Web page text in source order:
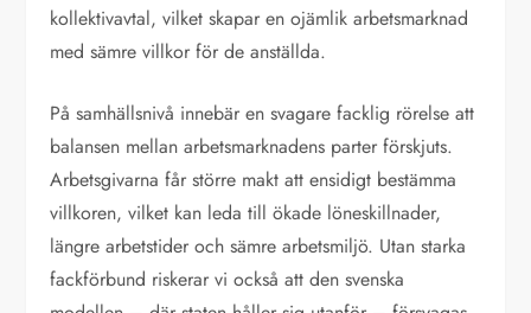
kollektivavtal, vilket skapar en ojämlik arbetsmarknad
med sämre villkor för de anställda.
På samhällsnivå innebär en svagare facklig rörelse att
balansen mellan arbetsmarknadens parter förskjuts.
Arbetsgivarna får större makt att ensidigt bestämma
villkoren, vilket kan leda till ökade löneskillnader,
längre arbetstider och sämre arbetsmiljö. Utan starka
fackförbund riskerar vi också att den svenska